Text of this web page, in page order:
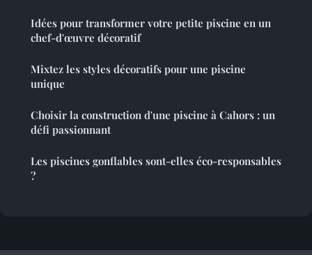
Idées pour transformer votre petite piscine en un
chef-d'œuvre décoratif
Mixtez les styles décoratifs pour une piscine
unique
Choisir la construction d'une piscine à Cahors : un
défi passionnant
Les piscines gonflables sont-elles éco-responsables
?